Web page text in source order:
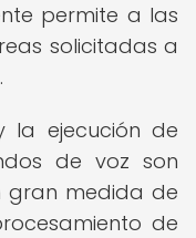
permite a las
solicitadas a
la ejecución de
de voz son
gran medida de
de